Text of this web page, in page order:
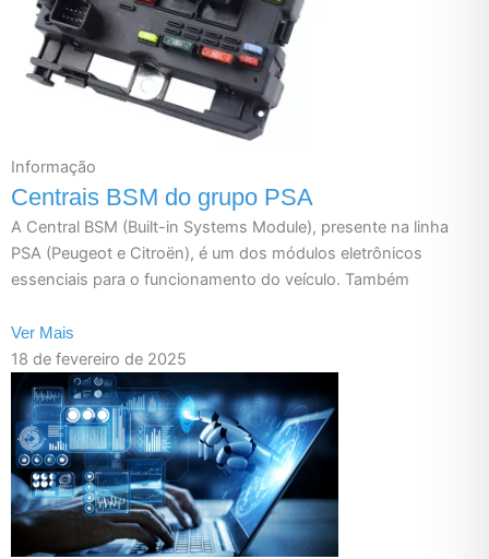
Informação
Centrais BSM do grupo PSA
A Central BSM (Built-in Systems Module), presente na linha
PSA (Peugeot e Citroën), é um dos módulos eletrônicos
essenciais para o funcionamento do veículo. Também
Ver Mais
18 de fevereiro de 2025